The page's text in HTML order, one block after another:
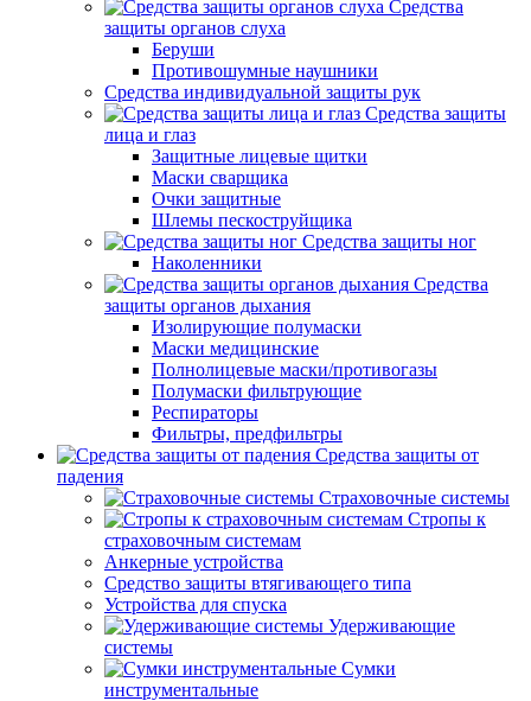
Средства
защиты органов слуха
Беруши
Противошумные наушники
Средства индивидуальной защиты рук
Средства защиты
лица и глаз
Защитные лицевые щитки
Маски сварщика
Очки защитные
Шлемы пескоструйщика
Средства защиты ног
Наколенники
Средства
защиты органов дыхания
Изолирующие полумаски
Маски медицинские
Полнолицевые маски/противогазы
Полумаски фильтрующие
Респираторы
Фильтры, предфильтры
Средства защиты от
падения
Страховочные системы
Стропы к
страховочным системам
Анкерные устройства
Средство защиты втягивающего типа
Устройства для спуска
Удерживающие
системы
Сумки
инструментальные